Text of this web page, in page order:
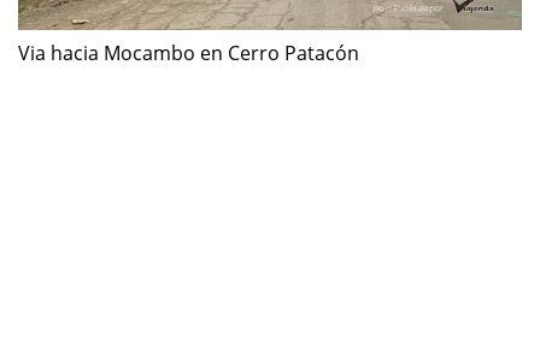
Via hacia Mocambo en Cerro Patacón